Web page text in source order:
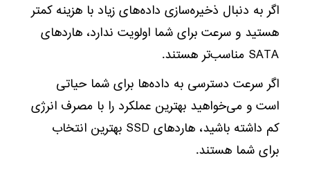
اگر به دنبال ذخیره‌سازی داده‌های زیاد با هزینه کمتر
هستید و سرعت برای شما اولویت ندارد، هاردهای
SATA مناسب‌تر هستند.
اگر سرعت دسترسی به داده‌ها برای شما حیاتی
است و می‌خواهید بهترین عملکرد را با مصرف انرژی
کم داشته باشید، هاردهای SSD بهترین انتخاب
برای شما هستند.